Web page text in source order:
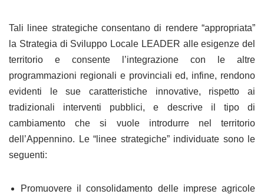
Tali linee strategiche consentano di rendere “appropriata”
la Strategia di Sviluppo Locale LEADER alle esigenze del
territorio e consente l’integrazione con le altre
programmazioni regionali e provinciali ed, infine, rendono
evidenti le sue caratteristiche innovative, rispetto ai
tradizionali interventi pubblici, e descrive il tipo di
cambiamento che si vuole introdurre nel territorio
dell’Appennino. Le “linee strategiche” individuate sono le
seguenti:
Promuovere il consolidamento delle imprese agricole